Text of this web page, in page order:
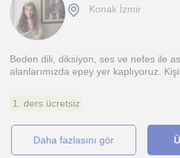
Konak İzmir
Beden dili, diksiyon, ses ve nefes ile
alanlarımızda epey yer kaplıyoruz.
1. ders ücretsiz
daha fazlasını gör